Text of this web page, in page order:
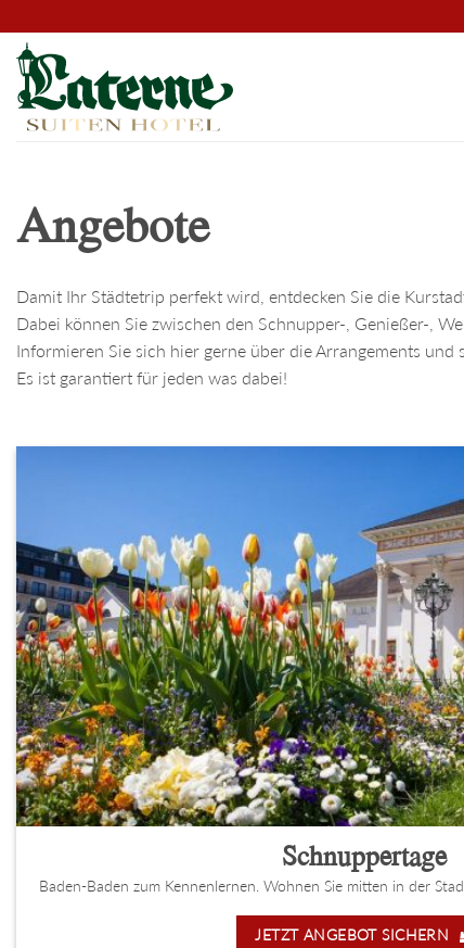
to
content
Angebote
Damit Ihr Städtetrip perfekt wird, entdecken Sie die
Dabei können Sie zwischen den Schnupper-, Genießer-,
Informieren Sie sich hier gerne über die Arrangements
Es ist garantiert für jeden was dabei!
Schnuppertage
Baden-Baden zum Kennenlernen. Wohnen Sie mitten in der
JETZT ANGEBOT SICHERN